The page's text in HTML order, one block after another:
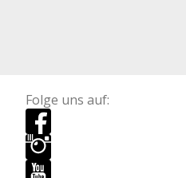
Folge uns auf: